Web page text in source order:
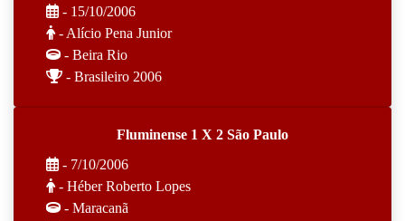
- 15/10/2006
- Alício Pena Junior
- Beira Rio
- Brasileiro 2006
Fluminense 1 X 2 São Paulo
- 7/10/2006
- Héber Roberto Lopes
- Maracanã